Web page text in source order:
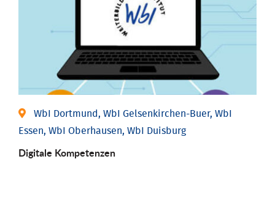
WbI Dortmund, WbI Gelsenkirchen-Buer, WbI
Essen, WbI Oberhausen, WbI Duisburg
Digitale Kompetenzen